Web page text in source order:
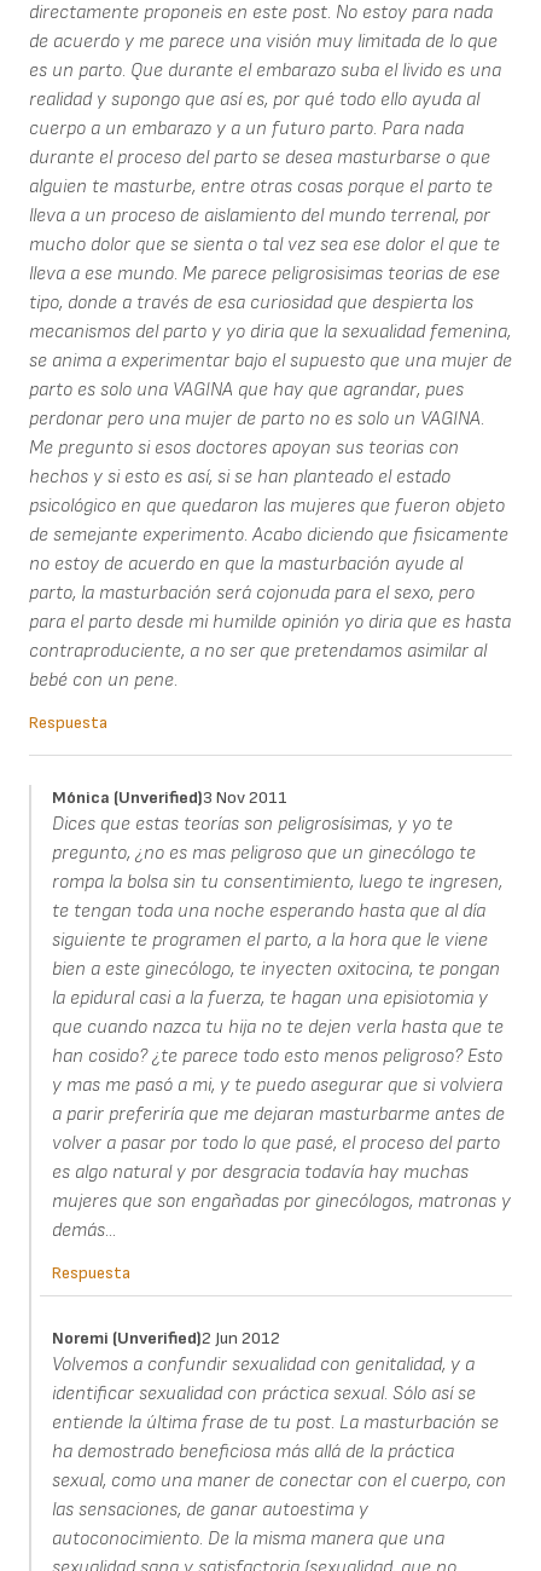
directamente proponeis en este post. No estoy para nada
de acuerdo y me parece una visión muy limitada de lo que
es un parto. Que durante el embarazo suba el livido es una
realidad y supongo que así es, por qué todo ello ayuda al
cuerpo a un embarazo y a un futuro parto. Para nada
durante el proceso del parto se desea masturbarse o que
alguien te masturbe, entre otras cosas porque el parto te
lleva a un proceso de aislamiento del mundo terrenal, por
mucho dolor que se sienta o tal vez sea ese dolor el que te
lleva a ese mundo. Me parece peligrosisimas teorias de ese
tipo, donde a través de esa curiosidad que despierta los
mecanismos del parto y yo diria que la sexualidad femenina,
se anima a experimentar bajo el supuesto que una mujer de
parto es solo una VAGINA que hay que agrandar, pues
perdonar pero una mujer de parto no es solo un VAGINA.
Me pregunto si esos doctores apoyan sus teorias con
hechos y si esto es así, si se han planteado el estado
psicológico en que quedaron las mujeres que fueron objeto
de semejante experimento. Acabo diciendo que fisicamente
no estoy de acuerdo en que la masturbación ayude al
parto, la masturbación será cojonuda para el sexo, pero
para el parto desde mi humilde opinión yo diria que es hasta
contraproduciente, a no ser que pretendamos asimilar al
bebé con un pene.
Respuesta
Mónica (unverified)3 Nov 2011
Dices que estas teorías son peligrosísimas, y yo te
pregunto, ¿no es mas peligroso que un ginecólogo te
rompa la bolsa sin tu consentimiento, luego te ingresen,
te tengan toda una noche esperando hasta que al día
siguiente te programen el parto, a la hora que le viene
bien a este ginecólogo, te inyecten oxitocina, te pongan
la epidural casi a la fuerza, te hagan una episiotomia y
que cuando nazca tu hija no te dejen verla hasta que te
han cosido? ¿te parece todo esto menos peligroso? Esto
y mas me pasó a mi, y te puedo asegurar que si volviera
a parir preferiría que me dejaran masturbarme antes de
volver a pasar por todo lo que pasé, el proceso del parto
es algo natural y por desgracia todavía hay muchas
mujeres que son engañadas por ginecólogos, matronas y
demás...
Respuesta
Noremi (unverified)2 Jun 2012
Volvemos a confundir sexualidad con genitalidad, y a
identificar sexualidad con práctica sexual. Sólo así se
entiende la última frase de tu post. La masturbación se
ha demostrado beneficiosa más allá de la práctica
sexual, como una maner de conectar con el cuerpo, con
las sensaciones, de ganar autoestima y
autoconocimiento. De la misma manera que una